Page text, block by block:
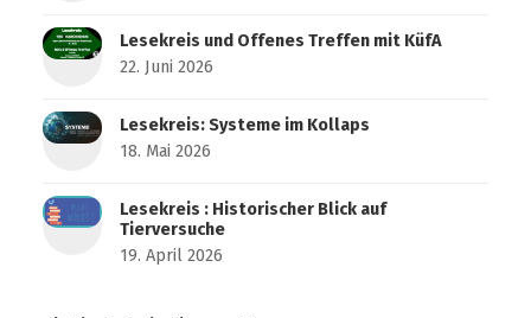
Lesekreis und Offenes Treffen mit KüfA
22. Juni 2026
Lesekreis: Systeme im Kollaps
18. Mai 2026
Lesekreis : Historischer Blick auf
Tierversuche
19. April 2026